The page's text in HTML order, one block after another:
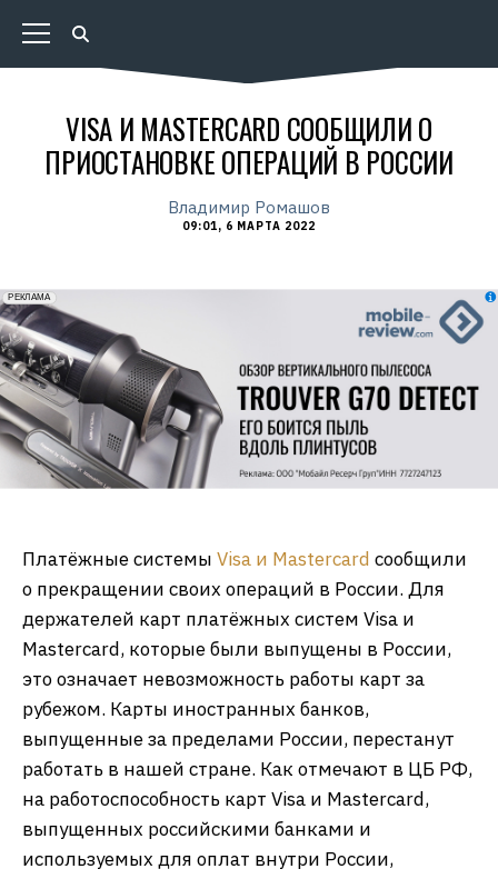
VISA И MASTERCARD СООБЩИЛИ О
ПРИОСТАНОВКЕ ОПЕРАЦИЙ В РОССИИ
Владимир Ромашов
09:01, 6 МАРТА 2022
erid: 2VfnxxmNzs5
РЕКЛАМА
Платёжные системы Visa и Mastercard сообщили
о прекращении своих операций в России. Для
держателей карт платёжных систем Visa и
Mastercard, которые были выпущены в России,
это означает невозможность работы карт за
рубежом. Карты иностранных банков,
выпущенные за пределами России, перестанут
работать в нашей стране. Как отмечают в ЦБ РФ,
на работоспособность карт Visa и Mastercard,
выпущенных российскими банками и
используемых для оплат внутри России,